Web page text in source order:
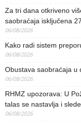
Za tri dana otkriveno
saobraćaja isključena
06/08/2026
Kako radi sistem
06/08/2026
Obustava saobraćaja u
06/08/2026
RHMZ upozorava: U
talas se nastavlja i
06/08/2026